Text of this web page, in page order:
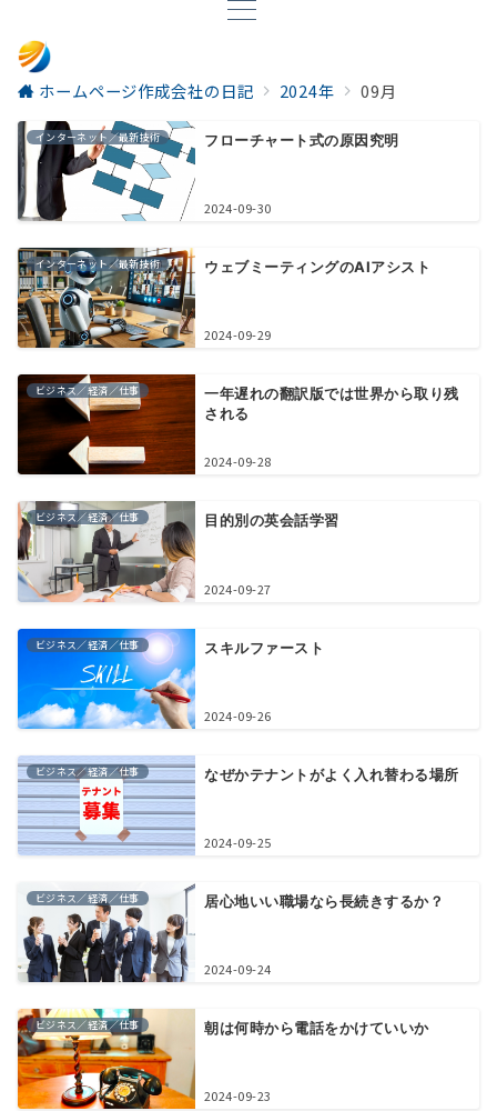
ホームページ作成会社の日記 2024年 09月
インターネット／最新技術 フローチャート式の原因究明
2024-09-30
インターネット／最新技術 ウェブミーティングのAIアシスト
2024-09-29
ビジネス／経済／仕事
一年遅れの翻訳版では世界から取り残
される
2024-09-28
ビジネス／経済／仕事 目的別の英会話学習
2024-09-27
ビジネス／経済／仕事 スキルファースト
2024-09-26
ビジネス／経済／仕事 なぜかテナントがよく入れ替わる場所
2024-09-25
ビジネス／経済／仕事 居心地いい職場なら長続きするか？
2024-09-24
ビジネス／経済／仕事 朝は何時から電話をかけていいか
2024-09-23